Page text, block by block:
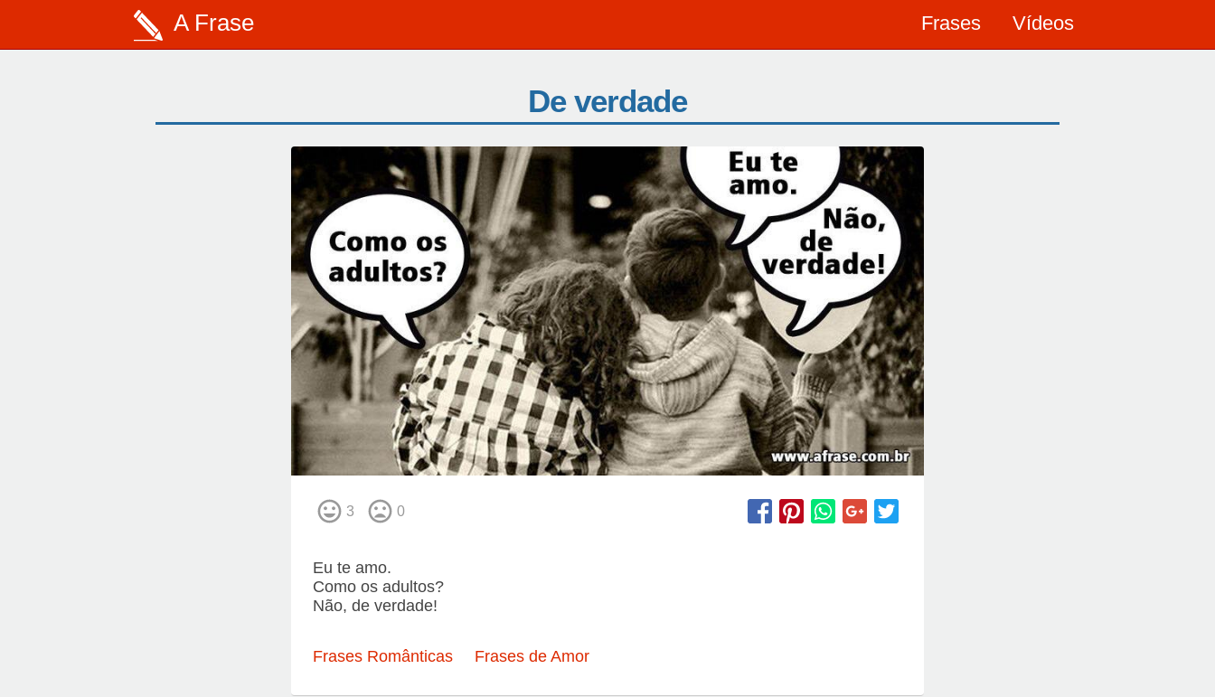
A Frase Frases Vídeos
De verdade
3 0
Eu te amo.
Como os adultos?
Não, de verdade!
Frases Românticas Frases de Amor